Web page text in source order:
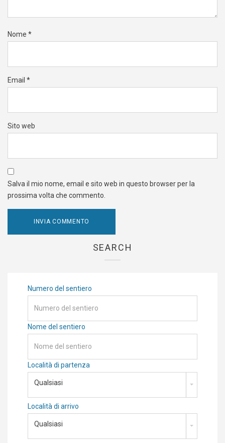
Nome *
Email *
Sito web
Salva il mio nome, email e sito web in questo browser per la
prossima volta che commento.
SEARCH
Numero del sentiero
Nome del sentiero
Località di partenza
Qualsiasi
Località di arrivo
Qualsiasi